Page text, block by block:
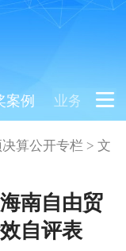
案例 业务板块
算公开专栏 > 文
南自由贸
自评表